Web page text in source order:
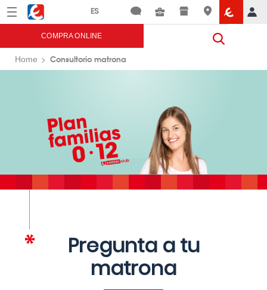
Menú Eroski
COMPRA ONLINE
Home Consultorio matrona
Pregunta a tu
matrona